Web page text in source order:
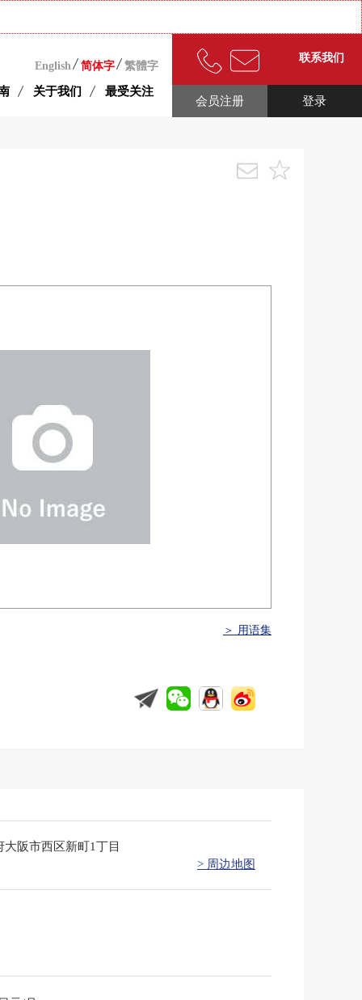
English 简体字 繁體字
关于我们 最受关注
联系我们
登录
会员注册
＞ 用语集
大阪市西区新町1丁目
> 周边地图